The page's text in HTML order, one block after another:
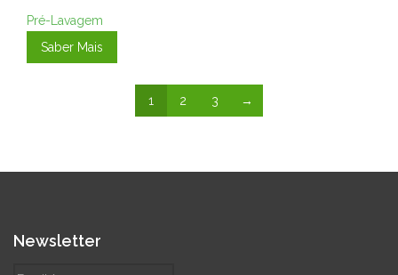
Pré-Lavagem
Saber Mais
1 2 3 →
Newsletter